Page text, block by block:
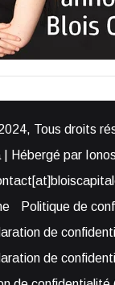
Tous droits
| Hébergé par
Politique de
de
de